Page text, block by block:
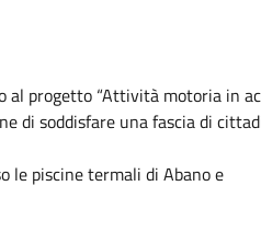
al progetto “Attività motoria in
di soddisfare una fascia di
le piscine termali di Abano e